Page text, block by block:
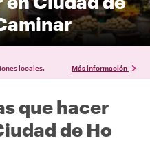
locales. Más información
que hacer
de Ho